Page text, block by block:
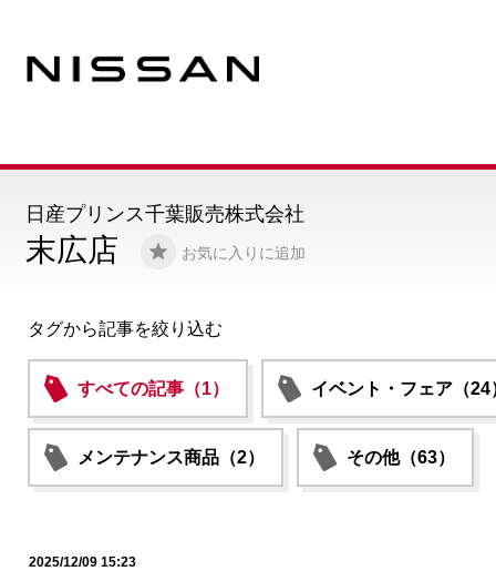
末広店 お気に入りに追加
日産プリンス千葉販売株式会社
タグから記事を絞り込む
すべての記事（1） イベント・フェア（24
メンテナンス商品（2） その他（63）
2025/12/09 15:23